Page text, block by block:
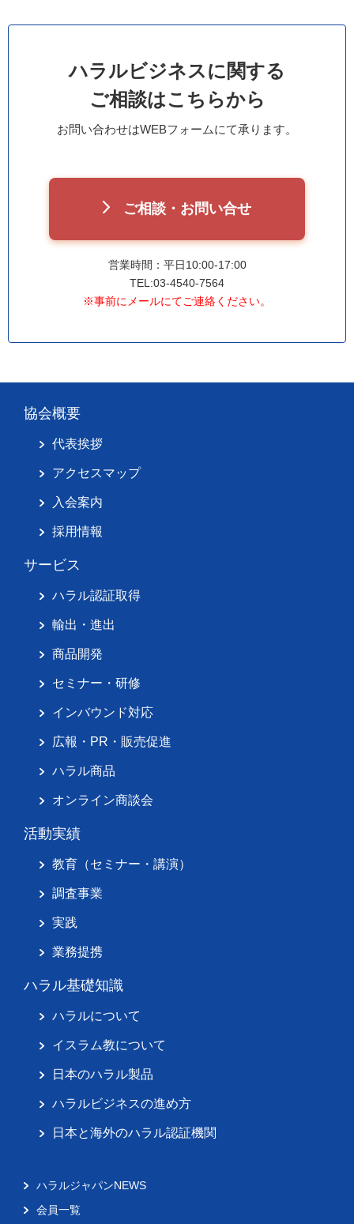
ハラルビジネスに関する
ご相談はこちらから
お問い合わせはWEBフォームにて承ります。
ご相談・お問い合せ
営業時間：平日10:00-17:00
TEL:03-4540-7564
※事前にメールにてご連絡ください。
協会概要
代表挨拶
アクセスマップ
入会案内
採用情報
サービス
ハラル認証取得
輸出・進出
商品開発
セミナー・研修
インバウンド対応
広報・PR・販売促進
ハラル商品
オンライン商談会
活動実績
教育（セミナー・講演）
調査事業
実践
業務提携
ハラル基礎知識
ハラルについて
イスラム教について
日本のハラル製品
ハラルビジネスの進め方
日本と海外のハラル認証機関
ハラルジャパンNEWS
会員一覧